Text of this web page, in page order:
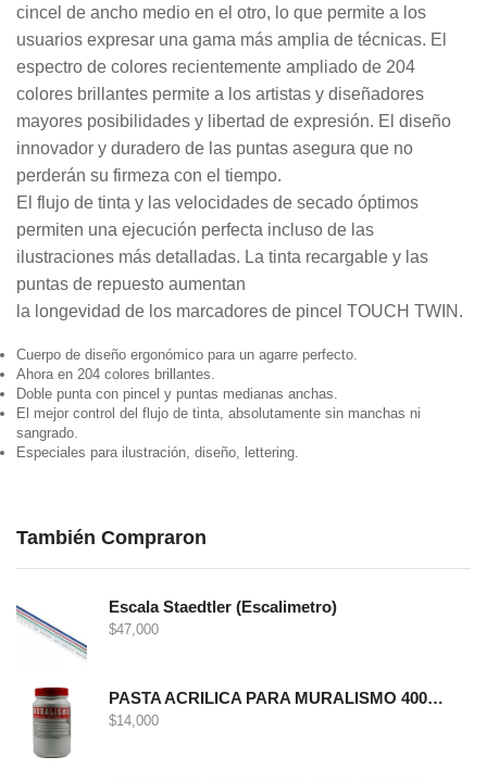
cincel de ancho medio en el otro, lo que permite a los
usuarios expresar una gama más amplia de técnicas. El
espectro de colores recientemente ampliado de 204
colores brillantes permite a los artistas y diseñadores
mayores posibilidades y libertad de expresión. El diseño
innovador y duradero de las puntas asegura que no
perderán su firmeza con el tiempo.
El flujo de tinta y las velocidades de secado óptimos
permiten una ejecución perfecta incluso de las
ilustraciones más detalladas. La tinta recargable y las
puntas de repuesto aumentan
la longevidad de los marcadores de pincel TOUCH TWIN.
Cuerpo de diseño ergonómico para un agarre perfecto.
Ahora en 204 colores brillantes.
Doble punta con pincel y puntas medianas anchas.
El mejor control del flujo de tinta, absolutamente sin manchas ni
sangrado.
Especiales para ilustración, diseño, lettering.
También Compraron
Escala Staedtler (Escalimetro)
$47,000
PASTA ACRILICA PARA MURALISMO 400 GRS
$14,000